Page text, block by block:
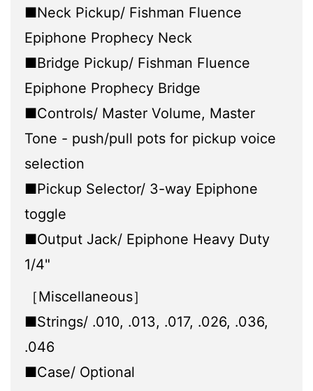
■Neck Pickup/ Fishman Fluence
Epiphone Prophecy Neck
■Bridge Pickup/ Fishman Fluence
Epiphone Prophecy Bridge
■Controls/ Master Volume, Master
Tone - push/pull pots for pickup voice
selection
■Pickup Selector/ 3-way Epiphone
toggle
■Output Jack/ Epiphone Heavy Duty
1/4"
［Miscellaneous］
■Strings/ .010, .013, .017, .026, .036,
.046
■Case/ Optional